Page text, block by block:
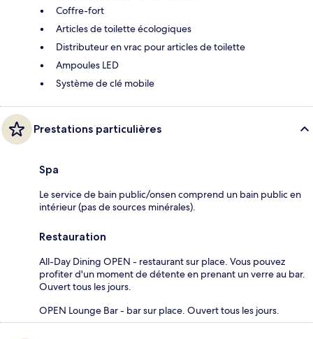
Coffre-fort
Articles de toilette écologiques
Distributeur en vrac pour articles de toilette
Ampoules LED
Système de clé mobile
Prestations particulières
Spa
Le service de bain public/onsen comprend un bain public en
intérieur (pas de sources minérales).
Restauration
All-Day Dining OPEN - restaurant sur place. Vous pouvez
profiter d'un moment de détente en prenant un verre au bar.
Ouvert tous les jours.
OPEN Lounge Bar - bar sur place. Ouvert tous les jours.